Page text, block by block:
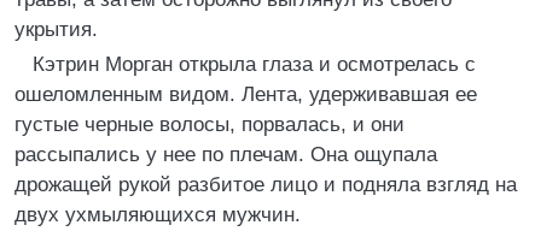
укрытия.
Кэтрин Морган открыла глаза и осмотрелась с
ошеломленным видом. Лента, удерживавшая ее
густые черные волосы, порвалась, и они
рассыпались у нее по плечам. Она ощупала
дрожащей рукой разбитое лицо и подняла взгляд на
двух ухмыляющихся мужчин.